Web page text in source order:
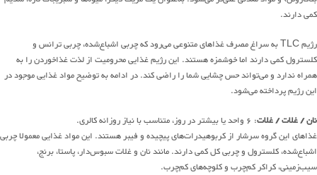
کمی دارند.
رژیم TLC به سراغ مصرف غذاهای متنوعی می‌رود که چربی اشباع‌شده، چربی ترانس و
کلسترول کمی دارند اما خوشمزه هستند. این رژیم غذایی محرومیت از لذت غذاخوردن را به
همراه ندارد و می‌تواند حس چشایی شما را راضی کند. در ادامه به توضیح مواد غذایی موجود در
این رژیم پرداخته می‌شود.
نان / غلات / غلات: ۶ واحد یا بیشتر در روز، متناسب با نیاز روزانه کالری.
غذاهای این گروه سرشار از کربوهیدرات‌های پیچیده و فیبر هستند. این مواد غذایی معمولا چربی
اشباع‌شده، کلسترول و چربی کل کمی دارند. مانند نان و غلات سبوس‌دار، پاستا، برنج،
سیب‌زمینی، کراکر کم‌چرب و کلوچه‌های کم‌چرب.